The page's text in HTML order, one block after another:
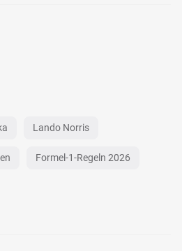
Lando Norris
Formel-1-Regeln 2026